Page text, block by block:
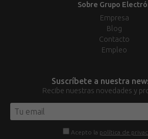
Sobre Grupo
Empresa
Blog
Contacto
Empleo
Suscríbete a nuestra
Recibe nuestras novedades y
Acepto la política de